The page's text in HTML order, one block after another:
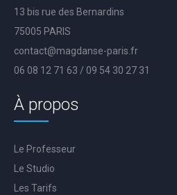
13 bis rue des Bernardins
75005 PARIS
contact@magdanse-paris.fr
06 08 12 71 63 / 09 54 30 27 31
À propos
Le Professeur
Le Studio
Les Tarifs